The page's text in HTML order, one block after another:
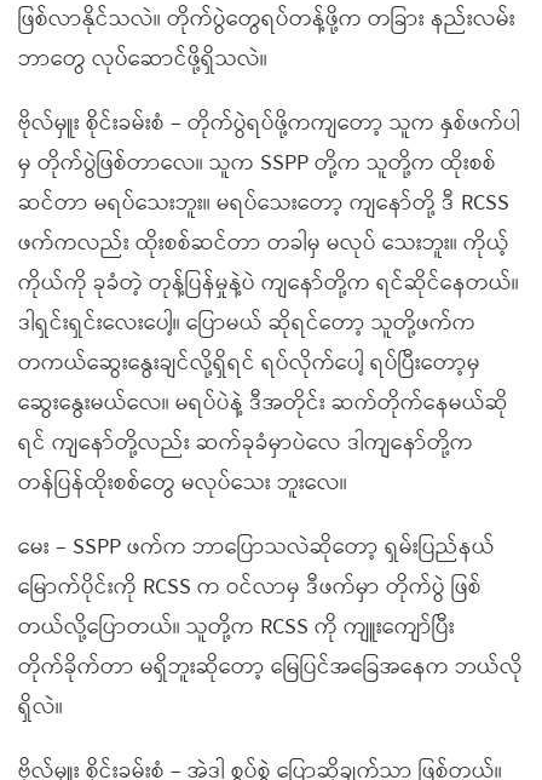
ဖြစ်လာနိုင်သလဲ။ တိုက်ပွဲတွေရပ်တန့်ဖို့က တခြား နည်းလမ်း
ဘာတွေ လုပ်ဆောင်ဖို့ရှိသလဲ။
ဗိုလ်မှူး စိုင်းခမ်းစံ – တိုက်ပွဲရပ်ဖို့ကကျတော့ သူက နှစ်ဖက်ပါ
မှ တိုက်ပွဲဖြစ်တာလေ။ သူက SSPP တို့က သူတို့က ထိုးစစ်
ဆင်တာ မရပ်သေးဘူး။ မရပ်သေးတော့ ကျနော်တို့ ဒီ RCSS
ဖက်ကလည်း ထိုးစစ်ဆင်တာ တခါမှ မလုပ် သေးဘူး။ ကိုယ့်
ကိုယ်ကို ခုခံတဲ့ တုန့်ပြန်မှုနဲ့ပဲ ကျနော်တို့က ရင်ဆိုင်နေတယ်။
ဒါရှင်းရှင်းလေးပေါ့။ ပြောမယ် ဆိုရင်တော့ သူတို့ဖက်က
တကယ်ဆွေးနွေးချင်လို့ရှိရင် ရပ်လိုက်ပေါ့ ရပ်ပြီးတော့မှ
ဆွေးနွေးမယ်လေ။ မရပ်ပဲနဲ့ ဒီအတိုင်း ဆက်တိုက်နေမယ်ဆို
ရင် ကျနော်တို့လည်း ဆက်ခုခံမှာပဲလေ ဒါကျနော်တို့က
တန်ပြန်ထိုးစစ်တွေ မလုပ်သေး ဘူးလေ။
မေး – SSPP ဖက်က ဘာပြောသလဲဆိုတော့ ရှမ်းပြည်နယ်
မြောက်ပိုင်းကို RCSS က ဝင်လာမှ ဒီဖက်မှာ တိုက်ပွဲ ဖြစ်
တယ်လို့ပြောတယ်။ သူတို့က RCSS ကို ကျူးကျော်ပြီး
တိုက်ခိုက်တာ မရှိဘူးဆိုတော့ မြေပြင်အခြေအနေက ဘယ်လို
ရှိလဲ။
ဗိုလ်မှူး စိုင်းခမ်းစံ – အဲဒါ စွပ်စွဲ ပြောဆိုချက်သာ ဖြစ်တယ်။